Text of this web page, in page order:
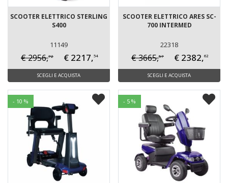
SCOOTER ELETTRICO STERLING
S400
11149
€ 2956,72 € 2217,54
SCEGLI E ACQUISTA
SCOOTER ELETTRICO ARES SC-
700 INTERMED
22318
€ 3665,57 € 2382,62
SCEGLI E ACQUISTA
- 10 % - 5 %